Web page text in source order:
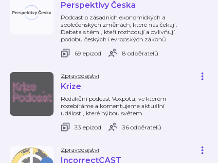
Perspektivy Česka
Podcast o zásadních ekonomických a
společenských změnách, které nás čekají.
Debata s těmi, kteří rozhodují a ovlivňují
podobu českých i evropských zákonů.
69 epizod
8 odběratelů
Zpravodajství
Krize
Redakční podcast Voxpotu, ve kterém
rozebíráme a komentujeme aktuální
události, které hýbou světem.
33 epizod
36 odběratelů
Zpravodajství
IncorrectCAST